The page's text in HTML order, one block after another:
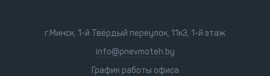
г.Минск, 1-й Твёрдый переулок, 11к3, 1-й этаж
info@pnevmoteh.by
График работы офиса